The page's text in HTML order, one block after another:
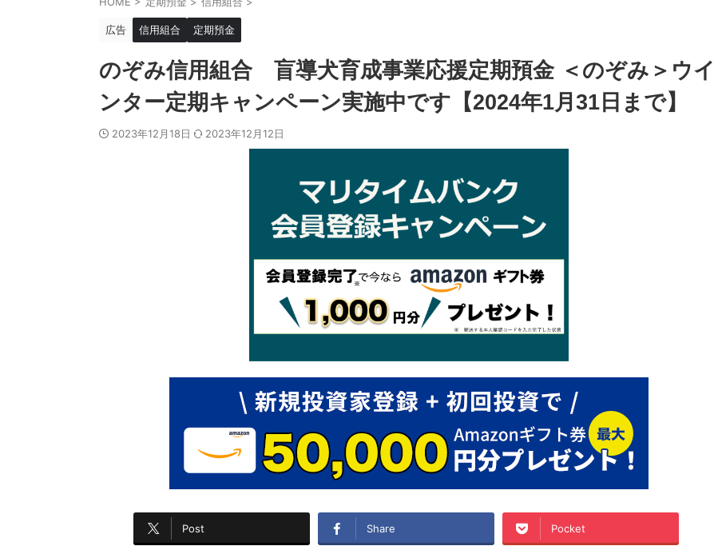
広告 信用組合 定期預金
のぞみ信用組合 盲導犬育成事業応援定期預金 ＜のぞみ＞ウイ
ンター定期キャンペーン実施中です【2024年1月31日まで】
2023年12月18日 2023年12月12日
Post Share Pocket